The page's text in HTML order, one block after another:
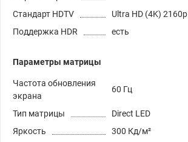
Стандарт HDTV
Ultra HD (4K) 2160p
Поддержка HDR
есть
Параметры матрицы
Частота обновления
экрана
60 Гц
Тип матрицы
Direct LED
Яркость
300 Кд/м²